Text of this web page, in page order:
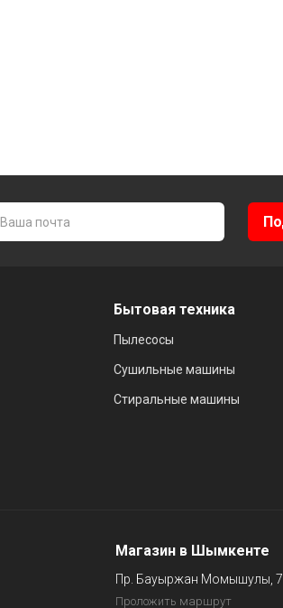
Бытовая техника
Пылесосы
Сушильные машины
Стиральные машины
Магазин в Шымкенте
Пр. Бауыржан Момышулы, 7
Проложить маршрут